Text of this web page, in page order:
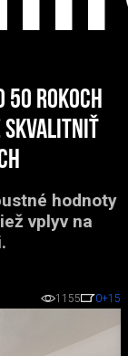
50 rokoch
skvalitniť
hodnoty
vplyv na
1155 0+15